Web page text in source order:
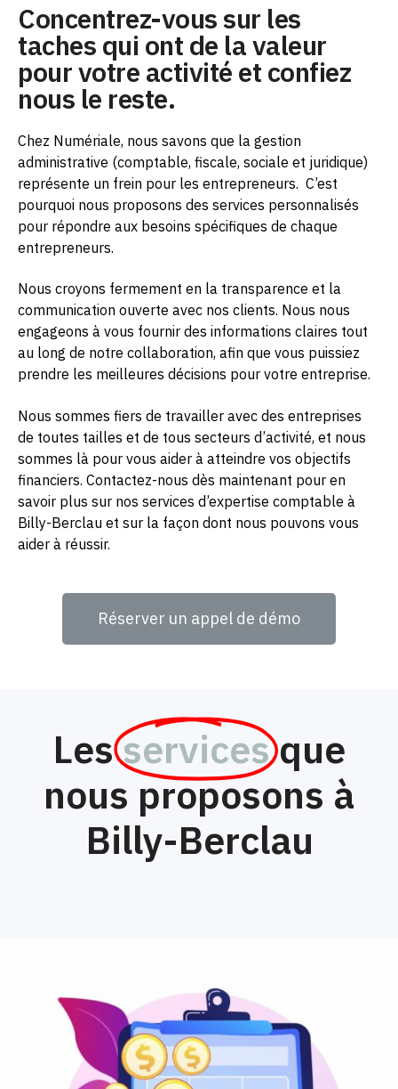
Concentrez-vous sur les
taches qui ont de la valeur
pour votre activité et confiez
nous le reste.
Chez Numériale, nous savons que la gestion
administrative (comptable, fiscale, sociale et juridique)
représente un frein pour les entrepreneurs. C’est
pourquoi nous proposons des services personnalisés
pour répondre aux besoins spécifiques de chaque
entrepreneurs.
Nous croyons fermement en la transparence et la
communication ouverte avec nos clients. Nous nous
engageons à vous fournir des informations claires tout
au long de notre collaboration, afin que vous puissiez
prendre les meilleures décisions pour votre entreprise.
Nous sommes fiers de travailler avec des entreprises
de toutes tailles et de tous secteurs d’activité, et nous
sommes là pour vous aider à atteindre vos objectifs
financiers. Contactez-nous dès maintenant pour en
savoir plus sur nos services d’expertise comptable à
Billy-Berclau et sur la façon dont nous pouvons vous
aider à réussir.
Réserver un appel de démo
Lesservices que
nous proposons à
Billy-Berclau